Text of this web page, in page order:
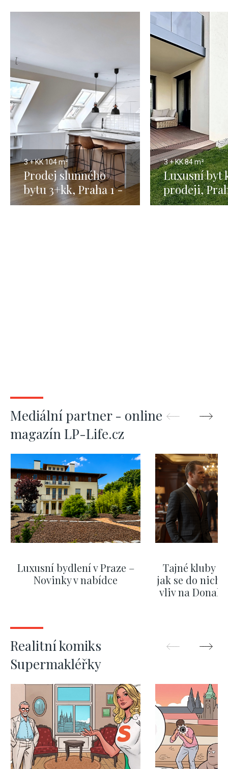
3 + KK104 m²
Prodej slunného
bytu 3+kk, Praha 1 -
104 m2
3 + KK84 m²
Luxusní byt
prodeji,
Troja - 84m
Mediální partner - online
magazín LP-Life.cz
Luxusní bydlení v Praze –
Novinky v nabídce
Tajné kluby
jak se do nich
vliv na
Realitní komiks
Supermakléřky